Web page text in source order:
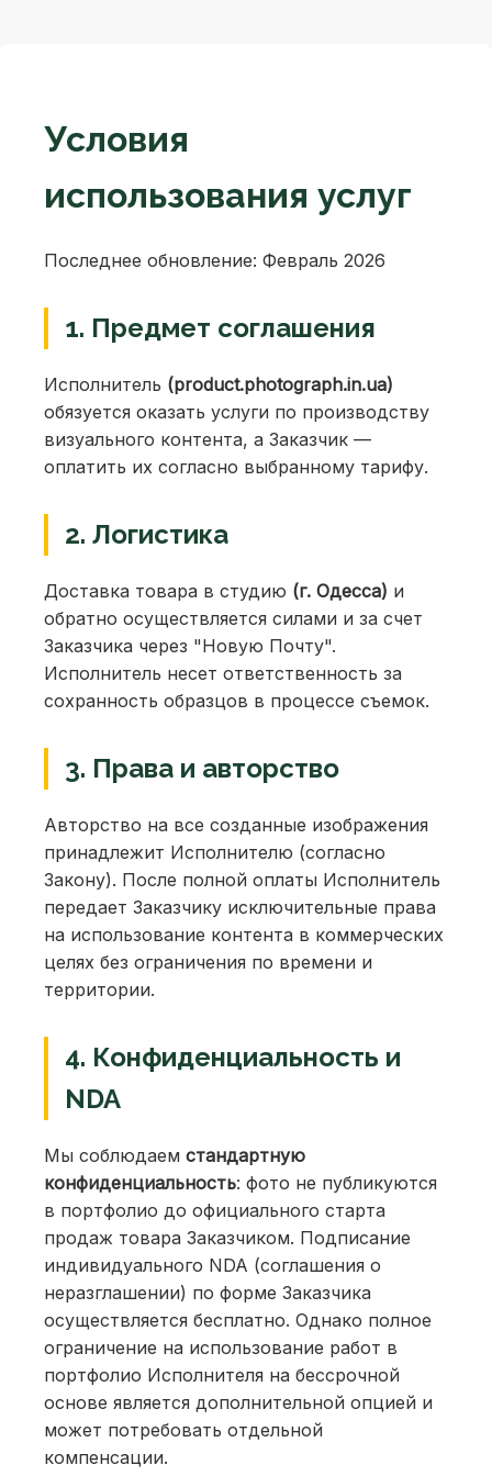
Условия
использования услуг
Последнее обновление: Февраль 2026
1. Предмет соглашения
Исполнитель (product.photograph.in.ua)
обязуется оказать услуги по производству
визуального контента, а Заказчик —
оплатить их согласно выбранному тарифу.
2. Логистика
Доставка товара в студию (г. Одесса) и
обратно осуществляется силами и за счет
Заказчика через "Новую Почту".
Исполнитель несет ответственность за
сохранность образцов в процессе съемок.
3. Права и авторство
Авторство на все созданные изображения
принадлежит Исполнителю (согласно
Закону). После полной оплаты Исполнитель
передает Заказчику исключительные права
на использование контента в коммерческих
целях без ограничения по времени и
территории.
4. Конфиденциальность и
NDA
Мы соблюдаем стандартную
конфиденциальность: фото не публикуются
в портфолио до официального старта
продаж товара Заказчиком. Подписание
индивидуального NDA (соглашения о
неразглашении) по форме Заказчика
осуществляется бесплатно. Однако полное
ограничение на использование работ в
портфолио Исполнителя на бессрочной
основе является дополнительной опцией и
может потребовать отдельной
компенсации.